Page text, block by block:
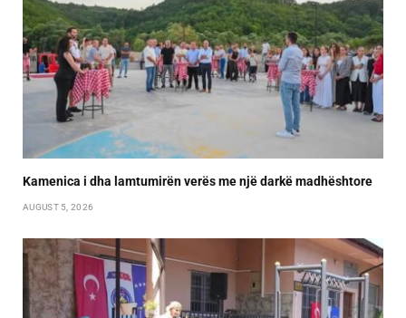
Kamenica i dha lamtumirën verës me një darkë madhështore
AUGUST 5, 2026